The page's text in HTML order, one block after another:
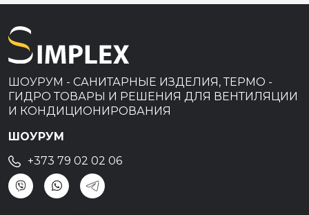
ШОУРУМ - САНИТАРНЫЕ ИЗДЕЛИЯ, ТЕРМО -
ГИДРО ТОВАРЫ И РЕШЕНИЯ ДЛЯ ВЕНТИЛЯЦИИ
И КОНДИЦИОНИРОВАНИЯ
ШОУРУМ
+373 79 02 02 06